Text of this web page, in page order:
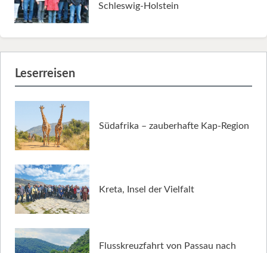
Schleswig-Holstein
Leserreisen
Südafrika – zauberhafte Kap-Region
Kreta, Insel der Vielfalt
Flusskreuzfahrt von Passau nach